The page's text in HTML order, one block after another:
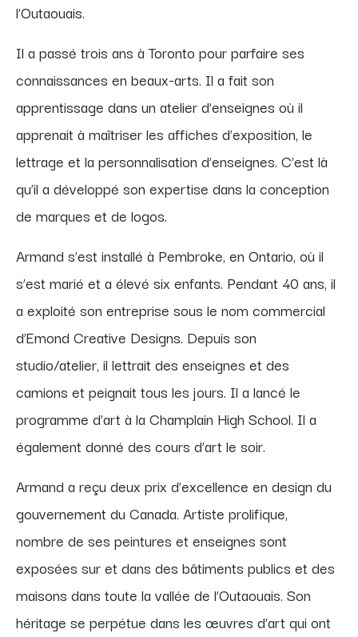
l’Outaouais.
Il a passé trois ans à Toronto pour parfaire ses
connaissances en beaux-arts. Il a fait son
apprentissage dans un atelier d’enseignes où il
apprenait à maîtriser les affiches d’exposition, le
lettrage et la personnalisation d’enseignes. C’est là
qu’il a développé son expertise dans la conception
de marques et de logos.
Armand s’est installé à Pembroke, en Ontario, où il
s’est marié et a élevé six enfants. Pendant 40 ans, il
a exploité son entreprise sous le nom commercial
d’Emond Creative Designs. Depuis son
studio/atelier, il lettrait des enseignes et des
camions et peignait tous les jours. Il a lancé le
programme d’art à la Champlain High School. Il a
également donné des cours d’art le soir.
Armand a reçu deux prix d’excellence en design du
gouvernement du Canada. Artiste prolifique,
nombre de ses peintures et enseignes sont
exposées sur et dans des bâtiments publics et des
maisons dans toute la vallée de l’Outaouais. Son
héritage se perpétue dans les œuvres d’art qui ont